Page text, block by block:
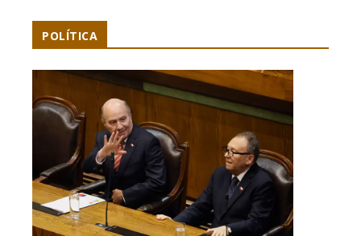
POLÍTICA